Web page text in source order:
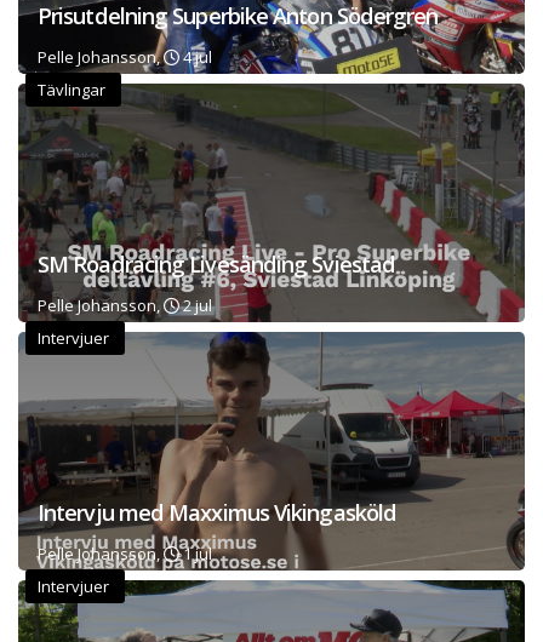
Prisutdelning Superbike Anton Södergren
Pelle Johansson,
4 jul
Tävlingar
SM Roadracing Livesänding Sviestad
Pelle Johansson,
2 jul
Intervjuer
Intervju med Maxximus Vikingasköld
Pelle Johansson,
1 jul
Intervjuer